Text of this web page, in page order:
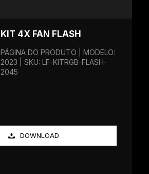
KIT 4X FAN FLASH
PÁGINA DO PRODUTO | MODELO:
2023 | SKU: LF-KITRGB-FLASH-
2045
DOWNLOAD